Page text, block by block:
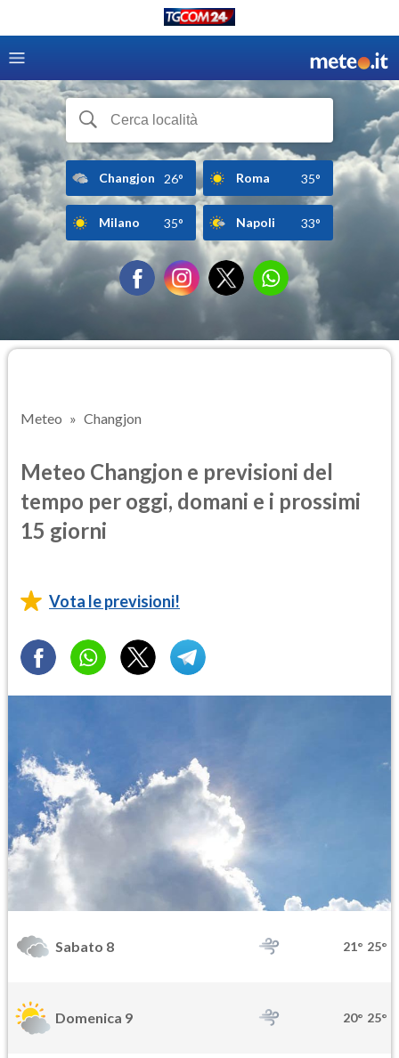
Changjon 26° Roma 35°
Milano 35° Napoli 33°
Meteo Changjon
Meteo Changjon e previsioni del
tempo per oggi, domani e i prossimi
15 giorni
Vota le previsioni!
Sabato 8 21° 25°
Domenica 9 20° 25°